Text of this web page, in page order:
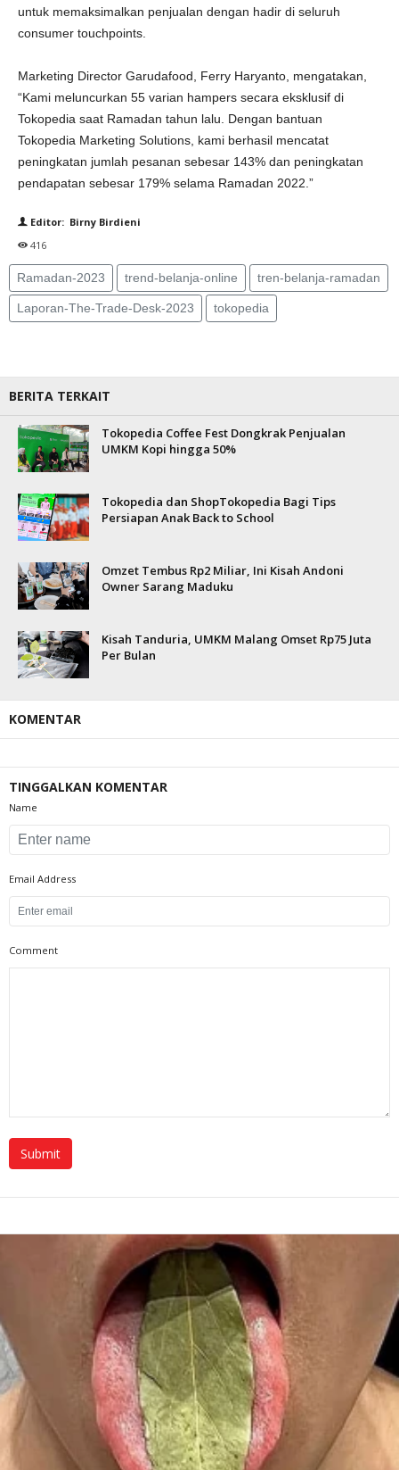
untuk memaksimalkan penjualan dengan hadir di seluruh
consumer touchpoints.
Marketing Director Garudafood, Ferry Haryanto, mengatakan,
“Kami meluncurkan 55 varian hampers secara eksklusif di
Tokopedia saat Ramadan tahun lalu. Dengan bantuan
Tokopedia Marketing Solutions, kami berhasil mencatat
peningkatan jumlah pesanan sebesar 143% dan peningkatan
pendapatan sebesar 179% selama Ramadan 2022.”
Editor: Birny Birdieni
416
Ramadan-2023 trend-belanja-online tren-belanja-ramadan
Laporan-The-Trade-Desk-2023 tokopedia
BERITA TERKAIT
Tokopedia Coffee Fest Dongkrak Penjualan
UMKM Kopi hingga 50%
Tokopedia dan ShopTokopedia Bagi Tips
Persiapan Anak Back to School
Omzet Tembus Rp2 Miliar, Ini Kisah Andoni
Owner Sarang Maduku
Kisah Tanduria, UMKM Malang Omset Rp75 Juta
Per Bulan
KOMENTAR
TINGGALKAN KOMENTAR
Name
Email Address
Comment